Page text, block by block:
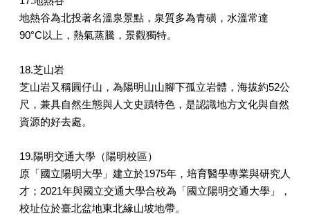
地熱谷為北投著名溫泉景點，泉質多為青磺，水溫常達
90°C以上，熱氣蒸騰，景觀獨特。
18.芝山岩
芝山岩又稱圓仔山，為陽明山山腳下孤立岩體，海拔約52公
尺，兼具自然生態與人文史蹟特色，是認識地方文化與自然
資源的好去處。
19.陽明交通大學（陽明校區）
原「國立陽明大學」建立於1975年，培育醫學專業與研究人
才；2021年與國立交通大學合校為「國立陽明交通大學」，
校址位於臺北盆地東北緣山坡地帶。